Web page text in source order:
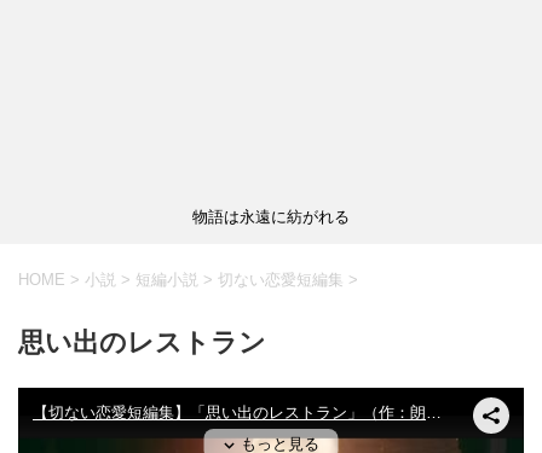
物語は永遠に紡がれる
HOME > 小説 > 短編小説 > 切ない恋愛短編集 >
思い出のレストラン